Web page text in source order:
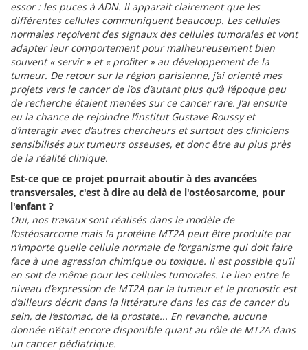
essor : les puces à ADN. Il apparait clairement que les
différentes cellules communiquent beaucoup. Les cellules
normales reçoivent des signaux des cellules tumorales et vont
adapter leur comportement pour malheureusement bien
souvent « servir » et « profiter » au développement de la
tumeur. De retour sur la région parisienne, j’ai orienté mes
projets vers le cancer de l’os d’autant plus qu’à l’époque peu
de recherche étaient menées sur ce cancer rare. J’ai ensuite
eu la chance de rejoindre l’institut Gustave Roussy et
d’interagir avec d’autres chercheurs et surtout des cliniciens
sensibilisés aux tumeurs osseuses, et donc être au plus près
de la réalité clinique.
Est-ce que ce projet pourrait aboutir à des avancées
transversales, c'est à dire au delà de l'ostéosarcome, pour
l'enfant ?
Oui, nos travaux sont réalisés dans le modèle de
l’ostéosarcome mais la protéine MT2A peut être produite par
n’importe quelle cellule normale de l’organisme qui doit faire
face à une agression chimique ou toxique. Il est possible qu’il
en soit de même pour les cellules tumorales. Le lien entre le
niveau d’expression de MT2A par la tumeur et le pronostic est
d’ailleurs décrit dans la littérature dans les cas de cancer du
sein, de l’estomac, de la prostate... En revanche, aucune
donnée n’était encore disponible quant au rôle de MT2A dans
un cancer pédiatrique.